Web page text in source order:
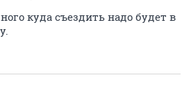
куда съездить надо будет в